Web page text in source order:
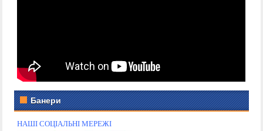
Банери
НАШІ СОЦІАЛЬНІ МЕРЕЖІ